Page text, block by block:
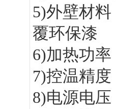
5)外壁材
覆环保漆
6)加热功
7)控温精
8)电源电压